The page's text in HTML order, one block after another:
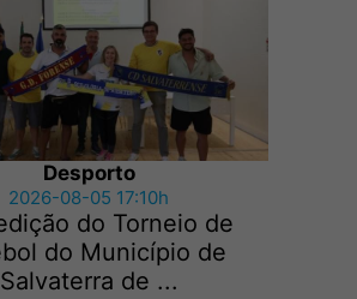
Desporto
2026-08-05 17:10h
do Torneio de
do Município de
Salvaterra de ...